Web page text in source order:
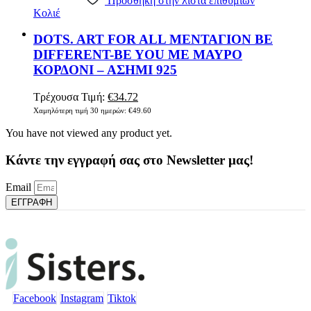
Κολιέ
DOTS. ART FOR ALL ΜΕΝΤΑΓΙΟΝ BE
DIFFERENT-BE YOU ΜΕ ΜΑΥΡΟ
ΚΟΡΔΟΝΙ – ΑΣΗΜΙ 925
Τρέχουσα Τιμή: Original
price
€49.60.
€34.72
τρέχουσα
είναι:
Χαμηλότερη τιμή 30 ημερών: €49.60
You have not viewed any product yet.
Κάντε την εγγραφή σας στο Newsletter μας!
Email
ΕΓΓΡΑΦΗ
Facebook Instagram Tiktok